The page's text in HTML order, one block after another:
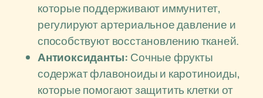
которые поддерживают иммунитет,
регулируют артериальное давление и
способствуют восстановлению тканей.
Антиоксиданты: Сочные фрукты
содержат флавоноиды и каротиноиды,
которые помогают защитить клетки от